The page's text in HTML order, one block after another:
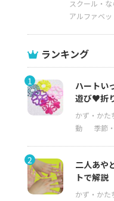
スクール・
アルファベッ
ランキング
1
ハートい
遊び♥折
2
二人あや
トで解説